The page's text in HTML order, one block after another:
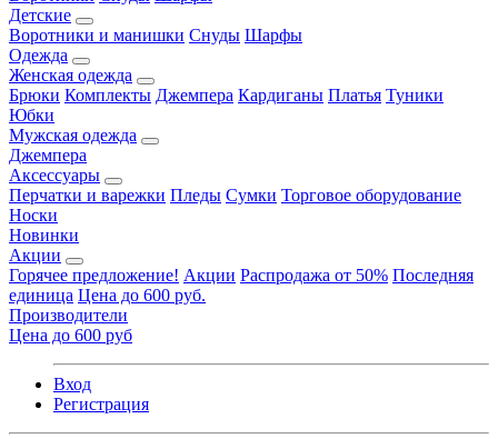
Детские
Воротники и манишки Снуды Шарфы
Одежда
Женская одежда
Брюки Комплекты Джемпера Кардиганы Платья Туники
Юбки
Мужская одежда
Джемпера
Аксессуары
Перчатки и варежки Пледы Сумки Торговое оборудование
Носки
Новинки
Акции
Горячее предложение! Акции Распродажа от 50% Последняя
единица Цена до 600 руб.
Производители
Цена до 600 руб
Вход
Регистрация